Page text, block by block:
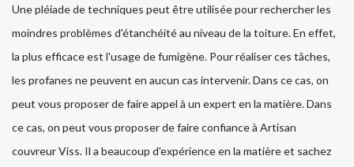
Une pléiade de techniques peut être utilisée pour rechercher les
moindres problèmes d'étanchéité au niveau de la toiture. En effet,
la plus efficace est l'usage de fumigène. Pour réaliser ces tâches,
les profanes ne peuvent en aucun cas intervenir. Dans ce cas, on
peut vous proposer de faire appel à un expert en la matière. Dans
ce cas, on peut vous proposer de faire confiance à Artisan
couvreur Viss. Il a beaucoup d'expérience en la matière et sachez